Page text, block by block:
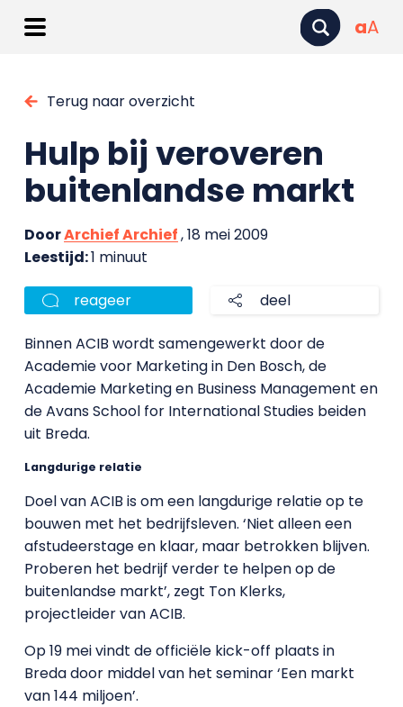
aA
Terug naar overzicht
Hulp bij veroveren
buitenlandse markt
DoorArchief Archief, 18 mei 2009
Leestijd:1 minuut
reageer deel
Binnen ACIB wordt samengewerkt door de
Academie voor Marketing in Den Bosch, de
Academie Marketing en Business Management en
de Avans School for International Studies beiden
uit Breda.
Langdurige relatie
Doel van ACIB is om een langdurige relatie op te
bouwen met het bedrijfsleven. ‘Niet alleen een
afstudeerstage en klaar, maar betrokken blijven.
Proberen het bedrijf verder te helpen op de
buitenlandse markt’, zegt Ton Klerks,
projectleider van ACIB.
Op 19 mei vindt de officiële kick-off plaats in
Breda door middel van het seminar ‘Een markt
van 144 miljoen’.